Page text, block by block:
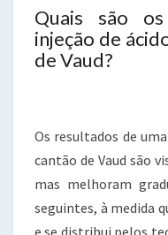
Quais são
injeção de
de Vaud?
Os resultados de
cantão de Vaud são
mas melhoram
seguintes, à medida
e se distribui pelos